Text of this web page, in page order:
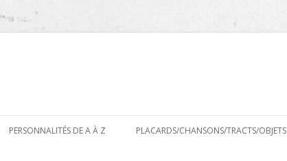
au
PERSONNALITÉS DE A À Z PLACARDS/CHANSONS/TRACTS/OBJETS